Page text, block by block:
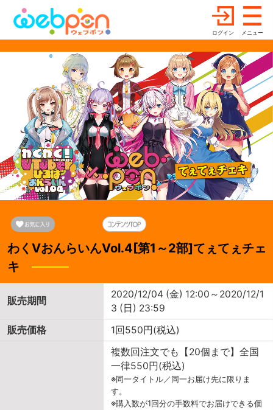
ログイン メニュー
わくVおんらいんVol.4[第1～2部]てぇてぇチェ
キ
販売期間
2020/12/04 (金) 12:00～2020/12/1
3 (日) 23:59
販売価格
1回550円(税込)
複数回注文でも【20個まで】全国
一律550円(税込)
※同一タイトル／同一お届け先に限りま
す。
※購入数が1回分の手数料でお届けできる個